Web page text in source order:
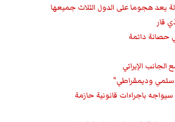
يعد هجوما على الدول الثلاث جميعها
قار
حصانة دائمة
وديمقراطي"
باجراءات قانونية حازمة